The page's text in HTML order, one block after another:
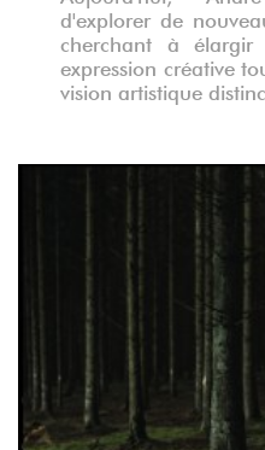
d'explorer de
cherchant à élargir
expression créative
vision artistique